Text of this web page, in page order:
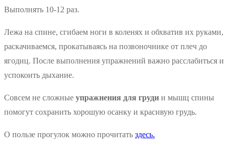
Выполнять 10-12 раз.
Лежа на спине, сгибаем ноги в коленях и обхватив их руками,
раскачиваемся, прокатываясь на позвоночнике от плеч до
ягодиц. После выполнения упражнений важно расслабиться и
успокоить дыхание.
Совсем не сложные упражнения для груди и мышц спины
помогут сохранить хорошую осанку и красивую грудь.
О пользе прогулок можно прочитать здесь.